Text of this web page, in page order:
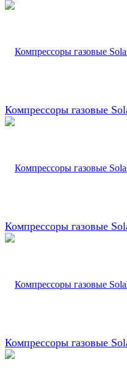
Компрессоры газовые
Компрессоры газовые
Компрессоры газовые